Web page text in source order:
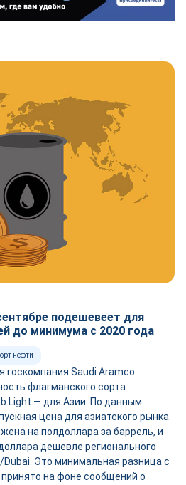
подешевеет для
до минимума с 2020 года
нефти
госкомпания Saudi Aramco
флагманского сорта
Light — для Азии. По данным
цена для азиатского рынка
на полдоллара за баррель, и
дешевле регионального
Это минимальная разница с
на фоне сообщений о